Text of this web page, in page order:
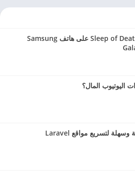
حل مشكلة Sleep of Death على هاتف Samsung
اليوتيوب المال؟